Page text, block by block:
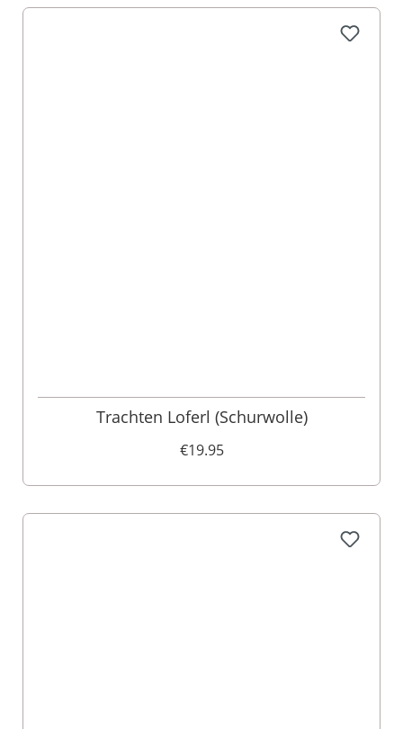
Trachten Loferl (Schurwolle)
€19.95